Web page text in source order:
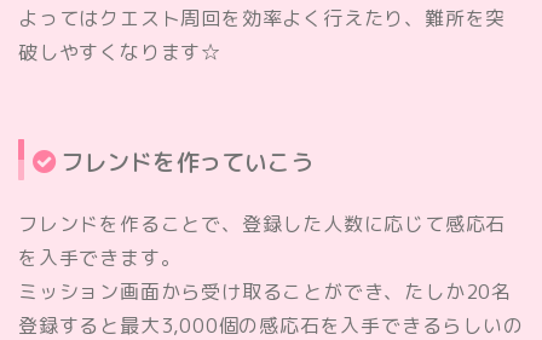
よってはクエスト周回を効率よく行えたり、難所を突
破しやすくなります☆
フレンドを作っていこう
フレンドを作ることで、登録した人数に応じて感応石
を入手できます。
ミッション画面から受け取ることができ、たしか20名
登録すると最大3,000個の感応石を入手できるらしいの